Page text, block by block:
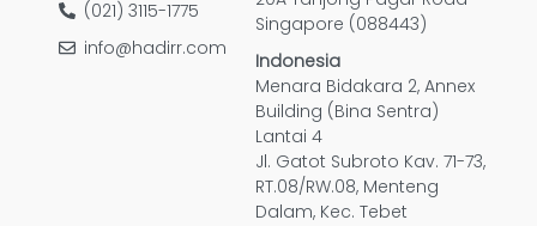
(021) 3115-1775
info@hadirr.com
Singapore (088443)
Indonesia
Menara Bidakara 2, Annex
Building (Bina Sentra)
Lantai 4
Jl. Gatot Subroto Kav. 71-73,
RT.08/RW.08, Menteng
Dalam, Kec. Tebet